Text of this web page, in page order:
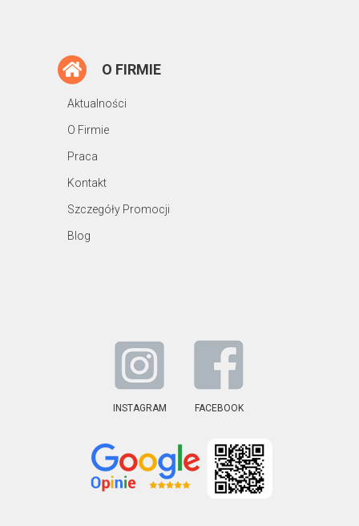
O FIRMIE
Aktualności
O Firmie
Praca
Kontakt
Szczegóły Promocji
Blog
INSTAGRAM FACEBOOK